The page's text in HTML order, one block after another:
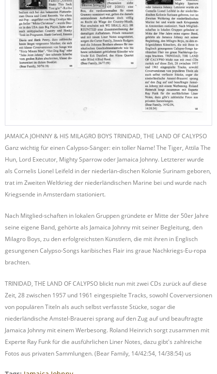
JAMAICA JOHNNY & HIS MILAGRO BOYS TRINIDAD, THE LAND OF CALYPSO
Ganz wichtig für einen Calypso-Sänger: ein toller Name! The Tiger, Attila The
Hun, Lord Executor, Mighty Sparrow oder Jamaica Johnny. Letzterer wurde
als Cornelis Lionel Leifeld in der niederlän-dischen Kolonie Surinam geboren,
trat im Zweiten Weltkrieg der niederländischen Marine bei und wurde nach
Kriegsende in Amsterdam stationiert.
Nach Mitglied-schaften in lokalen Gruppen gründete er Mitte der 50er Jahre
seine eigene Band, gehörte als Jamaica Johnny mit seiner Begleitung, den
Milagro Boys, zu den erfolgreichsten Künstlern, die mit ihren in Englisch
gesungenen Calypso-Songs karibisches Flair ins graue Nachkriegs-Eu-ropa
brachten.
TRINIDAD, THE LAND OF CALYPSO blickt nun mit zwei CDs zurück auf diese
Zeit, 28 zwischen 1957 und 1961 eingespielte Tracks, sowohl Coverversionen
von populären Titeln als auch selbst verfasste Stücke, sogar die
niederländische Amstel-Brauerei sprang auf den Zug auf und beauftragte
Jamaica Johnny mit einem Werbesong. Roland Heinrich sorgt zusammen mit
Experte Ray Funk für die ausführlichen Liner Notes, dazu gibt's zahlreiche
Fotos aus privaten Sammlungen. (Bear Family, 14/42:54, 14/38:54) us